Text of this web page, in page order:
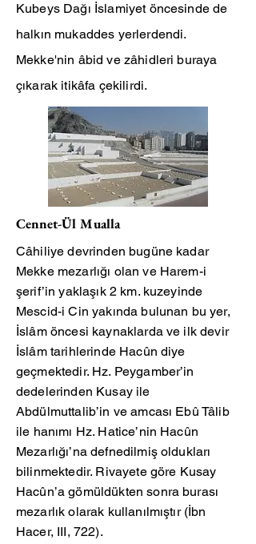
Kubeys Dağı İslamiyet öncesinde de
halkın mukaddes yerlerdendi.
Mekke'nin âbid ve zâhidleri buraya
çıkarak itikâfa çekilirdi.
Cennet-Ül Mualla
Câhiliye devrinden bugüne kadar
Mekke mezarlığı olan ve Harem-i
şerif’in yaklaşık 2 km. kuzeyinde
Mescid-i Cin yakında bulunan bu yer,
İslâm öncesi kaynaklarda ve ilk devir
İslâm tarihlerinde Hacûn diye
geçmektedir. Hz. Peygamber’in
dedelerinden Kusay ile
Abdülmuttalib’in ve amcası Ebû Tâlib
ile hanımı Hz. Hatice’nin Hacûn
Mezarlığı’na defnedilmiş oldukları
bilinmektedir. Rivayete göre Kusay
Hacûn’a gömüldükten sonra burası
mezarlık olarak kullanılmıştır (İbn
Hacer, III, 722).